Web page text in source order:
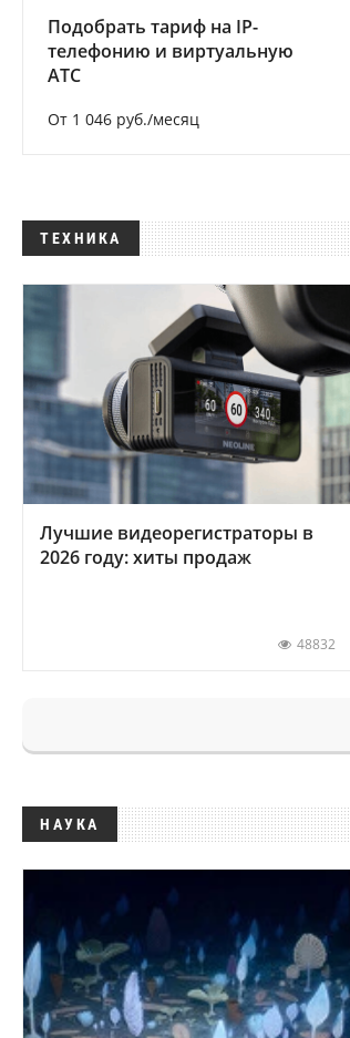
Подобрать тариф на IP-
телефонию и виртуальную
АТС
От 1 046 руб./месяц
ТЕХНИКА
Лучшие видеорегистраторы в
2026 году: хиты продаж
48832
НАУКА